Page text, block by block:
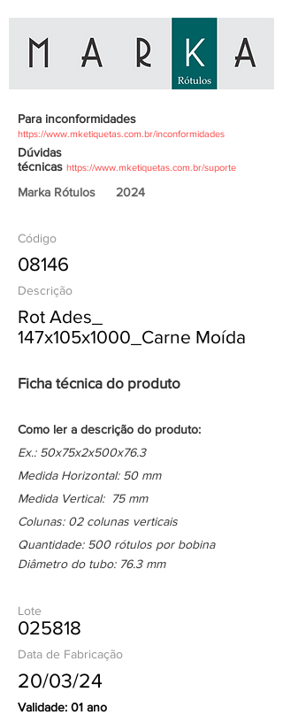
Para inconformidades
https://www.mketiquetas.com.br/inconformidades
Dúvidas
técnicas https://www.mketiquetas.com.br/suporte
Marka Rótulos 2024
Código
08146
Descrição
Rot Ades_
147x105x1000_Carne Moída
Ficha técnica do produto
Como ler a descrição do produto:
Ex.: 50x75x2x500x76.3
Medida Horizontal: 50 mm
Medida Vertical: 75 mm
Colunas: 02 colunas verticais
Quantidade: 500 rótulos por bobina
Diâmetro do tubo: 76.3 mm
Lote
025818
Data de Fabricação
20/03/24
Validade: 01 ano